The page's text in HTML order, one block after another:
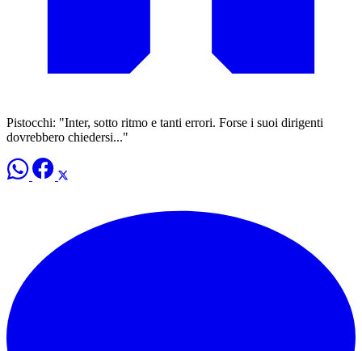
Pistocchi: "Inter, sotto ritmo e tanti errori. Forse i suoi dirigenti
dovrebbero chiedersi..."